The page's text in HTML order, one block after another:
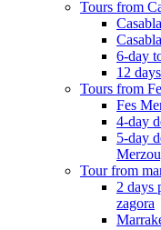
Tours from
6-day
12
Tours from
Fes
4-day
5-day
Tour from
2 days
zagora